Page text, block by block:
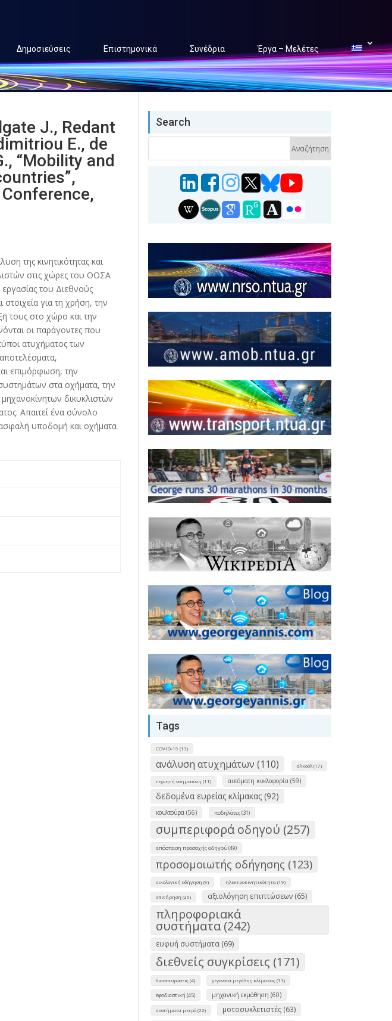
Δημοσιεύσεις Επιστημονικά Συνέδρια Έργα – Μελέτες
J., Redant
E., de
“Mobility and
της κινητικότητας και
στις χώρες του ΟΟΣΑ
του Διεθνούς
για τη χρήση, την
τους στο χώρο και την
οι παράγοντες που
ατυχήματος των
επιμόρφωση, την
στα οχήματα, την
δικυκλιστών
Απαιτεί ένα σύνολο
υποδομή και οχήματα
Search
Tags
COVID-19 (13)
ανάλυση ατυχημάτων (110) αλκοόλ (17)
τεχνητή νοημοσύνη (11) αυτόματη κυκλοφορία (59)
δεδομένα ευρείας κλίμακας (92)
κουλτούρα (56) ποδηλάτες (31)
συμπεριφορά οδηγού (257)
απόσπαση προσοχής οδηγού (49)
προσομοιωτής οδήγησης (123)
οικολογική οδήγηση (9) ηλεκτροκινητικότητα (19)
επιτήρηση (26) αξιολόγηση επιπτώσεων (65)
πληροφοριακά
συστήματα (242)
ευφυή συστήματα (69)
διεθνείς συγκρίσεις (171)
διασταυρώσεις (4) γεγονότα μεγάλης κλίμακας (11)
εφοδιαστική (45) μηχανική εκμάθηση (60)
συστήματα μετρό (22) μοτοσυκλετιστές (63)